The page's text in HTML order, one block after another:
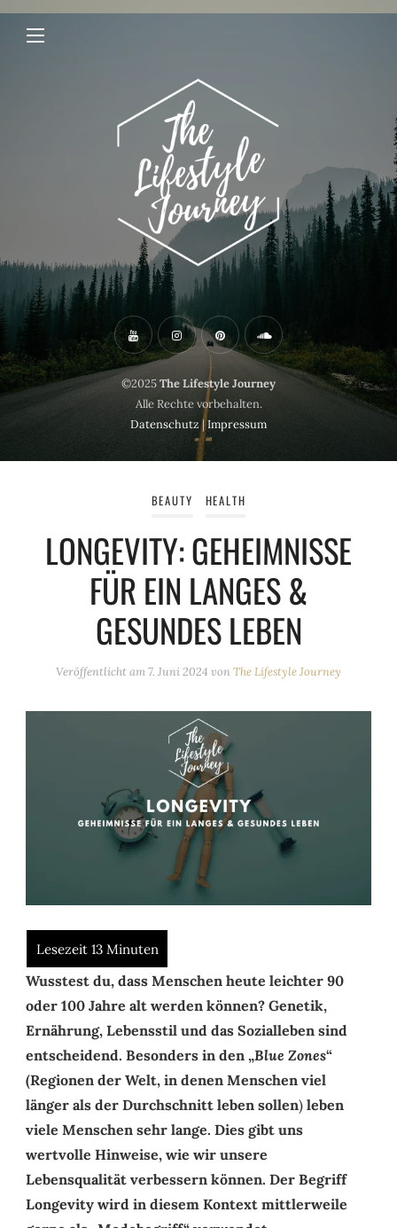
©2025The Lifestyle Journey
Alle Rechte vorbehalten.
Datenschutz|Impressum
BEAUTY HEALTH
LONGEVITY: GEHEIMNISSE
FÜR EIN LANGES &
GESUNDES LEBEN
Veröffentlicht am7. Juni 2024 vonThe Lifestyle Journey
Wusstest du, dass Menschen heute leichter 90
oder 100 Jahre alt werden können? Genetik,
Ernährung, Lebensstil und das Sozialleben sind
entscheidend. Besonders in den „Blue Zones“
(Regionen der Welt, in denen Menschen viel
länger als der Durchschnitt leben sollen)leben
viele Menschen sehr lange. Dies gibt uns
wertvolle Hinweise, wie wir unsere
Lebensqualität verbessern können. Der Begriff
Longevity wird in diesem Kontext mittlerweile